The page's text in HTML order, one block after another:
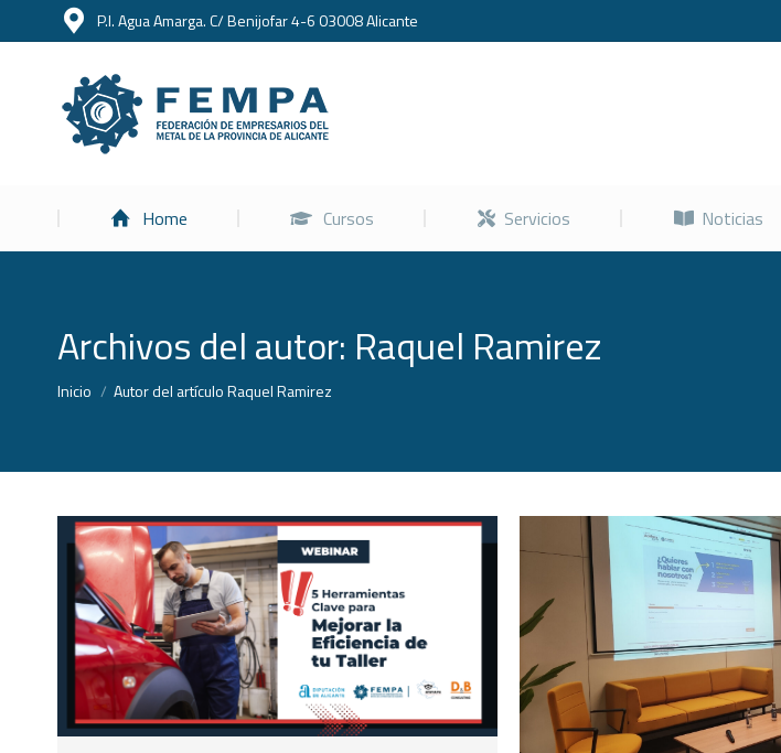
P.I. Agua Amarga. C/ Benijofar 4-6 03008 Alicante
Home Cursos Servicios Noticias
Archivos del autor: Raquel Ramirez
Estás aquí:
Inicio Autor del artículo Raquel Ramirez
Home Cursos Servicios